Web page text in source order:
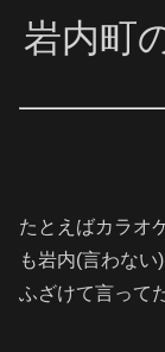
岩内町
たとえばカラオ
も岩内(言わな
ふざけて言って